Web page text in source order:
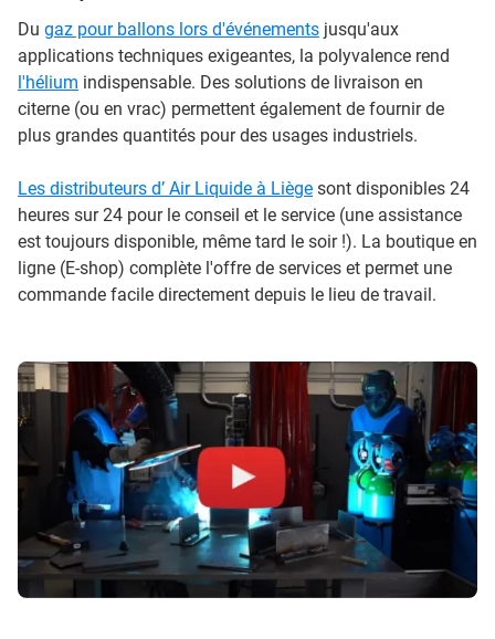
Du gaz pour ballons lors d'événements jusqu'aux
applications techniques exigeantes, la polyvalence rend
l'hélium indispensable. Des solutions de livraison en
citerne (ou en vrac) permettent également de fournir de
plus grandes quantités pour des usages industriels.
Les distributeurs d’ Air Liquide à Liège sont disponibles 24
heures sur 24 pour le conseil et le service (une assistance
est toujours disponible, même tard le soir !). La boutique en
ligne (E-shop) complète l'offre de services et permet une
commande facile directement depuis le lieu de travail.